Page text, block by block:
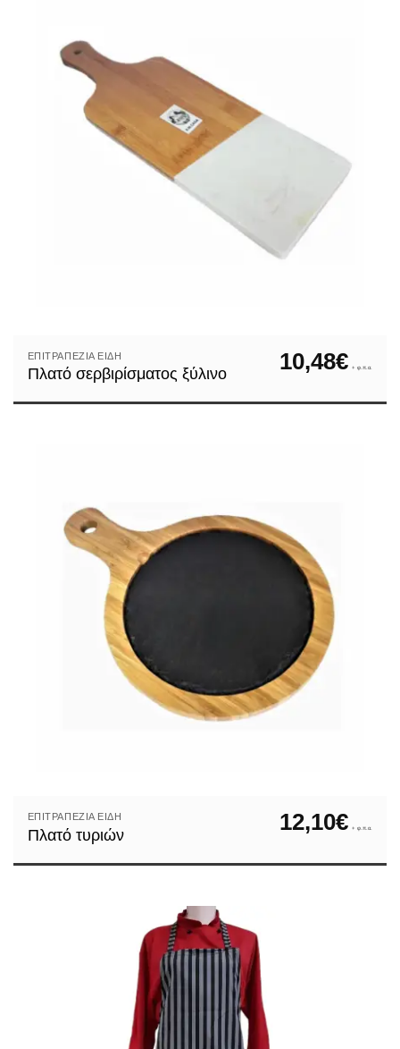
ΕΠΙΤΡΑΠΈΖΙΑ ΕΊΔΗ
Πλατό σερβιρίσματος ξύλινο 10,48€ + φ.π.α.
ΕΠΙΤΡΑΠΈΖΙΑ ΕΊΔΗ
Πλατό τυριών 12,10€ + φ.π.α.